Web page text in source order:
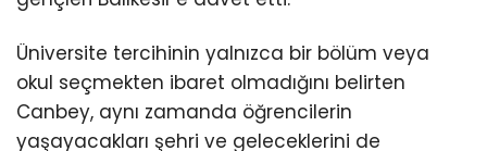
Üniversite tercihinin yalnızca bir bölüm veya
okul seçmekten ibaret olmadığını belirten
Canbey, aynı zamanda öğrencilerin
yaşayacakları şehri ve geleceklerini de